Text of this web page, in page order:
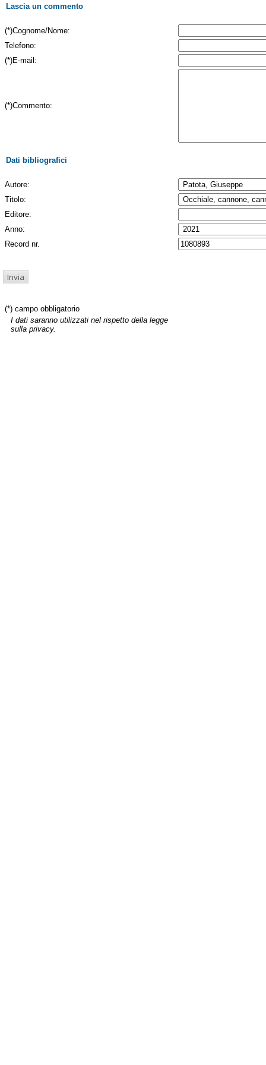
Lascia un commento
(*)Cognome/Nome:
Telefono:
(*)E-mail:
(*)Commento:
Dati bibliografici
Autore:
Titolo:
Editore:
Anno:
Record nr.
(*) campo obbligatorio
I dati saranno utilizzati nel rispetto della legge
sulla privacy.